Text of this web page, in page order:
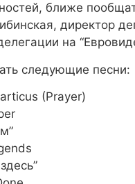
ближе
директор
на
следующие песни:
(Prayer)